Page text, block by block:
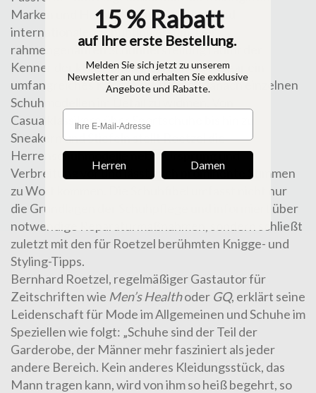
Marken und Hersteller im deutschen und
internationalen Schuhuniversum. Der
rahmengenähten Schuhherstellung räumt der
Kenner der klassischen Herrenmode sogar ein
umfangreiches Kapitel ein, um sich danach einzelnen
Schuhmodellen im Detail zu widmen. Von
Casualklassikern über Sportschuhe bis hin zu
Sneakern und Stiefeln stellt Roetzel die
Herrenschuhmodelle nebst Ursprung und
Verbreitung vor und lässt auch prominente Stimmen
zu Wort kommen. Die Schuhfibel umfasst nicht nur
die Grundlagen der Schuhpflege und informiert über
notwendige Reparaturmaßnahmen, sondern schließt
zuletzt mit den für Roetzel berühmten Knigge- und
Styling-Tipps.
Bernhard Roetzel, regelmäßiger Gastautor für
Zeitschriften wie Men’s Healthoder GQ, erklärt seine
Leidenschaft für Mode im Allgemeinen und Schuhe im
Speziellen wie folgt: „Schuhe sind der Teil der
Garderobe, der Männer mehr fasziniert als jeder
andere Bereich. Kein anderes Kleidungsstück, das
Mann tragen kann, wird von ihm so heiß begehrt, so
15 % Rabatt
auf Ihre erste Bestellung.
Melden Sie sich jetzt zu unserem
Newsletter an und erhalten Sie exklusive
Angebote und Rabatte.
Herren Damen